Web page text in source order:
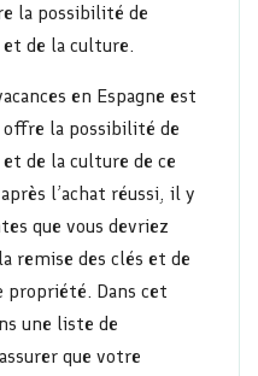
la possibilité de
de la culture.
en Espagne est
offre la possibilité de
de la culture de ce
l’achat réussi, il y
que vous devriez
remise des clés et de
propriété. Dans cet
une liste de
que votre